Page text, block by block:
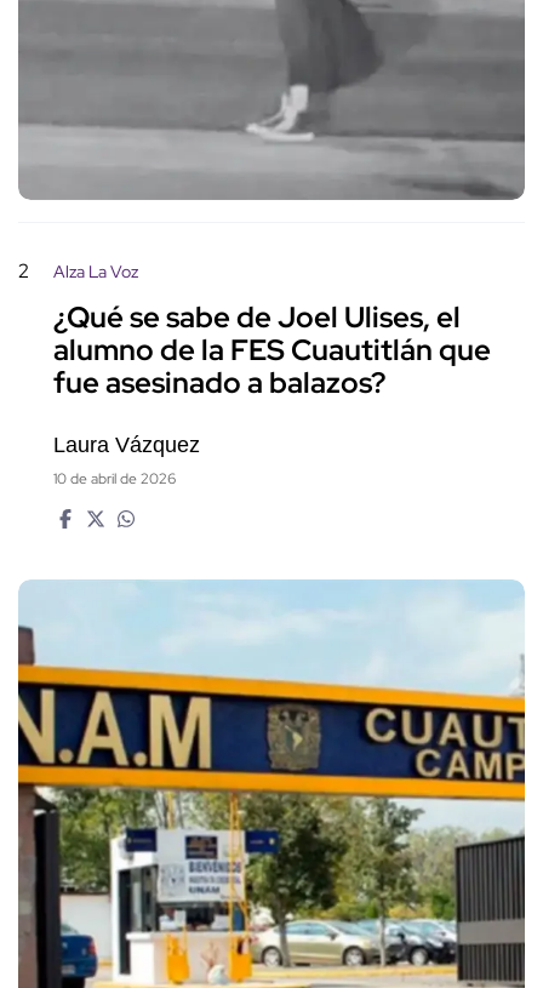
2 Alza La Voz
¿Qué se sabe de Joel Ulises, el
alumno de la FES Cuautitlán que
fue asesinado a balazos?
Laura Vázquez
10 de abril de 2026